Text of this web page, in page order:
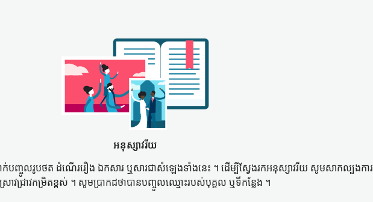
អនុស្សាវរីយ
ាក់​បញ្ចូល​រូបថត ដំណើររឿង ឯកសារ ឬ​សារ​ជា​សំឡេង​ទាំងនេះ ។ ដើម្បី​ស្វែងរក​អនុស្សាវរីយ សូម​សាកល្បង​ការ
ស្រាវជ្រាវ​កម្រិត​ខ្ពស់ ។ សូម​ប្រាកដ​ថា​បាន​បញ្ចូល​ឈ្មោះ​របស់​បុគ្គល ឬ​ទីកន្លែង ។